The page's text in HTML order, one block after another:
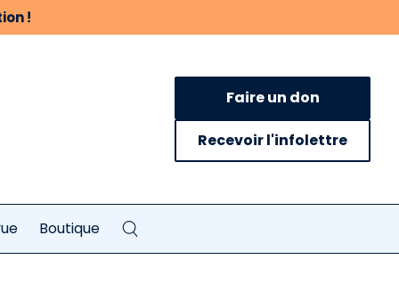
!
Faire un don
Recevoir l'infolettre
Boutique